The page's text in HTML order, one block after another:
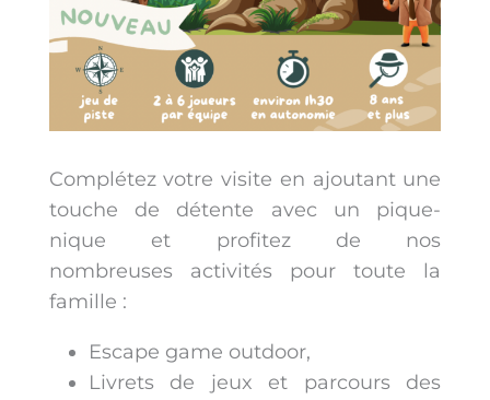
Complétez votre visite en ajoutant une
touche de détente avec un pique-
nique et profitez de nos
nombreuses activités pour toute la
famille :
Escape game outdoor,
Livrets de jeux et parcours des